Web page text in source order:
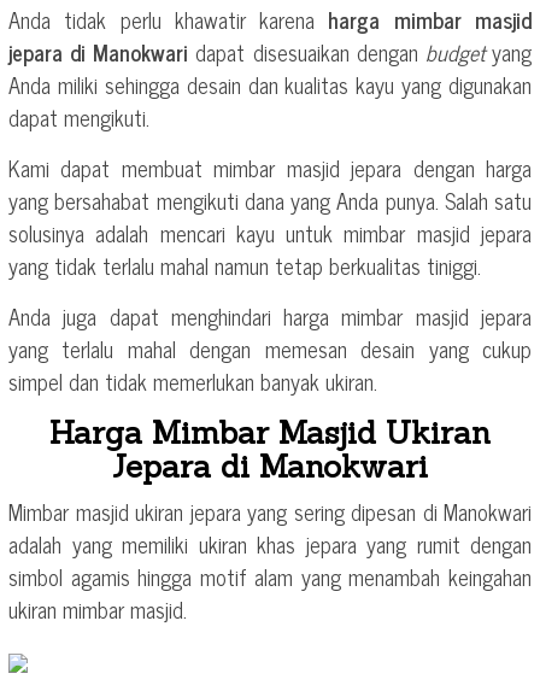
Anda tidak perlu khawatir karena harga mimbar masjid
jepara di Manokwari dapat disesuaikan dengan budgetyang
Anda miliki sehingga desain dan kualitas kayu yang digunakan
dapat mengikuti.
Kami dapat membuat mimbar masjid jepara dengan harga
yang bersahabat mengikuti dana yang Anda punya. Salah satu
solusinya adalah mencari kayu untuk mimbar masjid jepara
yang tidak terlalu mahal namun tetap berkualitas tiniggi.
Anda juga dapat menghindari harga mimbar masjid jepara
yang terlalu mahal dengan memesan desain yang cukup
simpel dan tidak memerlukan banyak ukiran.
Harga Mimbar Masjid Ukiran
Jepara di Manokwari
Mimbar masjid ukiran jepara yang sering dipesan di Manokwari
adalah yang memiliki ukiran khas jepara yang rumit dengan
simbol agamis hingga motif alam yang menambah keingahan
ukiran mimbar masjid.